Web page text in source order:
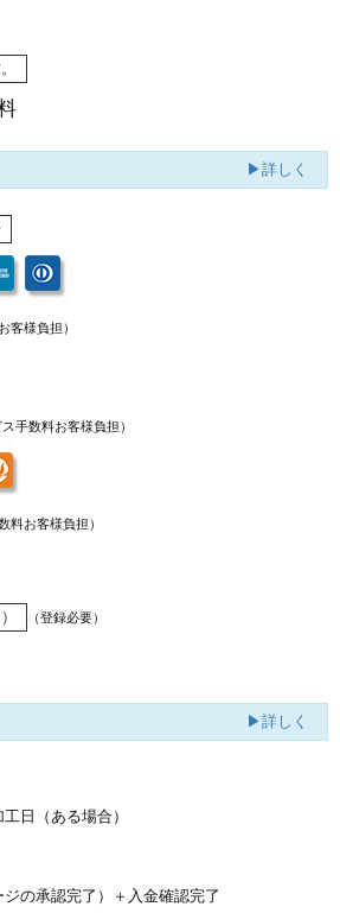
▶詳しく
客様負担）
ス手数料お客様負担）
料お客様負担）
（登録必要）
▶詳しく
日（ある場合）
の承認完了） ＋入金確認完了